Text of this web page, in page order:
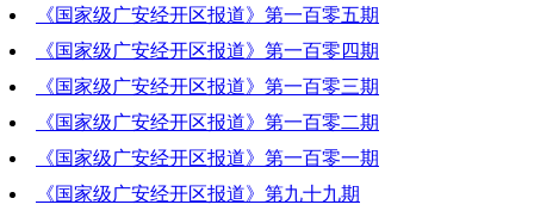
2021-03-25 20:36:27
《国家级广安经开区报道》第一百零五期
2021-03-18 19:46:39
《国家级广安经开区报道》第一百零四期
2021-03-11 20:02:39
《国家级广安经开区报道》第一百零三期
2021-03-04 20:31:32
《国家级广安经开区报道》第一百零二期
2021-02-25 21:40:23
《国家级广安经开区报道》第一百零一期
《国家级广安经开区报道》第九十九期